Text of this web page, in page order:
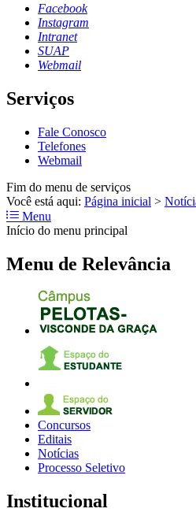
Facebook
Instagram
Intranet
SUAP
Webmail
Serviços
Fale Conosco
Telefones
Webmail
Fim do menu de serviços
Você está aqui: Página inicial >
Menu
Início do menu principal
Menu de Relevância
Concursos
Editais
Notícias
Processo Seletivo
Institucional